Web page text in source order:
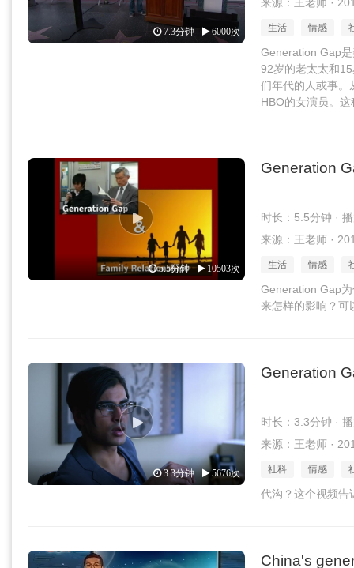
7.3分钟 6000次 生活 情感
Generation Gap
92岁的老太太和
们年代的人或事。
HBO的女演员。
5.5分钟 10503次
Generation
时长：5.5分钟 ·
来源：王老师 ·
生活 情感
Generation Gap
来怎样的影响？可
3.3分钟 5676次
Generation
时长：3.3分钟 ·
来源：王老师 ·
社科 情感
代沟？这个视频告
China's